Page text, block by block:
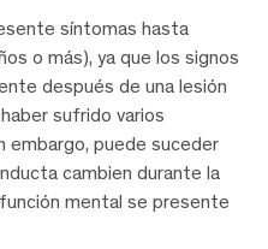
síntomas hasta
o más), ya que los signos
después de una lesión
sufrido varios
embargo, puede suceder
cambien durante la
mental se presente